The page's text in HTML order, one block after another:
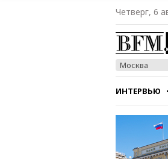
Четверг, 6
Москва
ИНТЕРВЬЮ
СТИЛЬ